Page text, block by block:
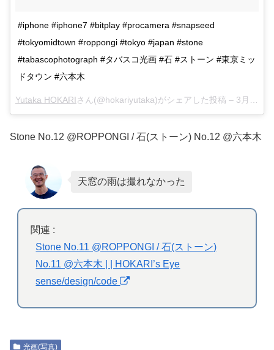
#iphone #iphone7 #bitplay #procamera #snapseed
#tokyomidtown #roppongi #tokyo #japan #stone
#tabascophotograph #タバスコ光画 #石 #ストーン #東京ミッ
ドタウン #六本木
Yutaka HOKARIさん(@hokariyutaka)がシェアした投稿 – 3月 21, 2018 at 6:53午前 PDT
Stone No.12 @ROPPONGI / 石(ストーン) No.12 @六本木
天窓の雨は撮れなかった
関連 :
Stone No.11 @ROPPONGI / 石(ストーン)
No.11 @六本木 | | HOKARI’s Eye
sense/design/code
光画(写真)